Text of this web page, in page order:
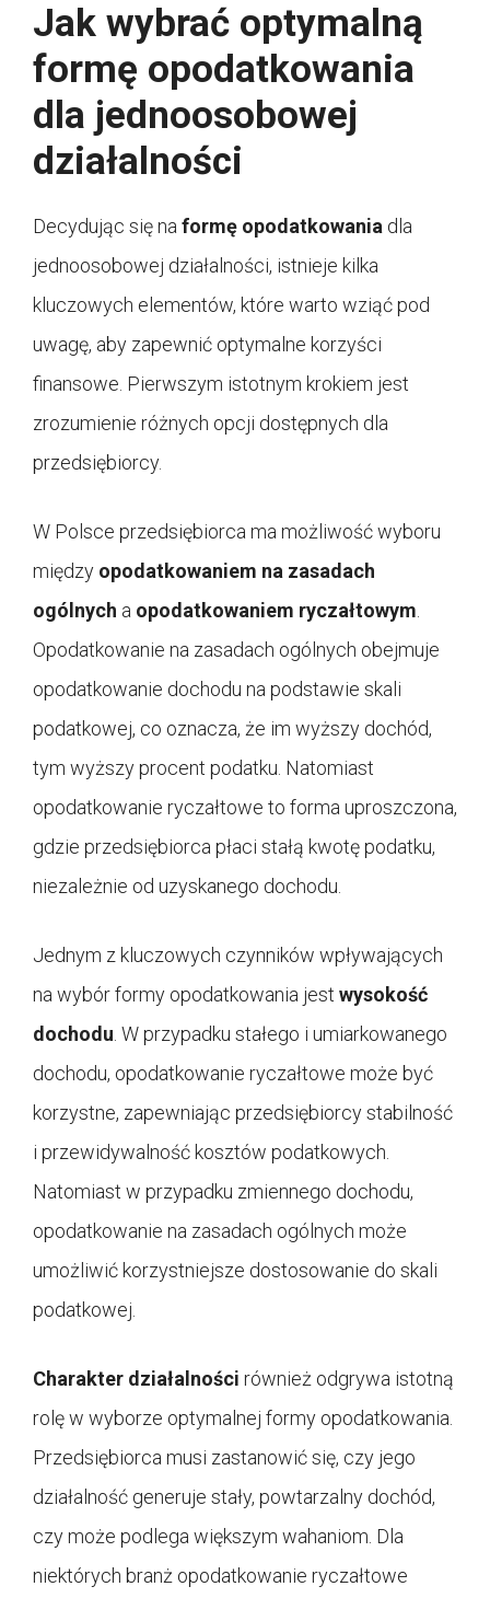
Jak wybrać optymalną
formę opodatkowania
dla jednoosobowej
działalności
Decydując się naformę opodatkowania dla
jednoosobowej działalności, istnieje kilka
kluczowych elementów, które warto wziąć pod
uwagę, aby zapewnić optymalne korzyści
finansowe. Pierwszym istotnym krokiem jest
zrozumienie różnych opcji dostępnych dla
przedsiębiorcy.
W Polsce przedsiębiorca ma możliwość wyboru
między opodatkowaniem na zasadach
ogólnych a opodatkowaniem ryczałtowym.
Opodatkowanie na zasadach ogólnych obejmuje
opodatkowanie dochodu na podstawie skali
podatkowej, co oznacza, że im wyższy dochód,
tym wyższy procent podatku. Natomiast
opodatkowanie ryczałtowe to forma uproszczona,
gdzie przedsiębiorca płaci stałą kwotę podatku,
niezależnie od uzyskanego dochodu.
Jednym z kluczowych czynników wpływających
na wybór formy opodatkowania jest wysokość
dochodu. W przypadku stałego i umiarkowanego
dochodu, opodatkowanie ryczałtowe może być
korzystne, zapewniając przedsiębiorcy stabilność
i przewidywalność kosztów podatkowych.
Natomiast w przypadku zmiennego dochodu,
opodatkowanie na zasadach ogólnych może
umożliwić korzystniejsze dostosowanie do skali
podatkowej.
Charakter działalności również odgrywa istotną
rolę w wyborze optymalnej formy opodatkowania.
Przedsiębiorca musi zastanowić się, czy jego
działalność generuje stały, powtarzalny dochód,
czy może podlega większym wahaniom. Dla
niektórych branż opodatkowanie ryczałtowe